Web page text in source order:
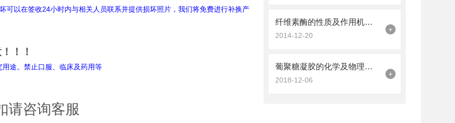
纤维素酶的性质及作用机理详解
2014-12-20
+
葡聚糖凝胶的化学及物理的稳定性分享
2018-12-06
+
可以在签收24小时内与相关人员联系并提供损坏照片，我们将免费进行补换产
！！
口服、临床及药用等
请咨询客服